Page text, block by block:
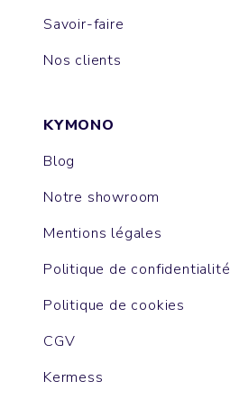
Savoir-faire
Nos clients
KYMONO
Blog
Notre showroom
Mentions légales
Politique de confidentialité
Politique de cookies
CGV
Kermess